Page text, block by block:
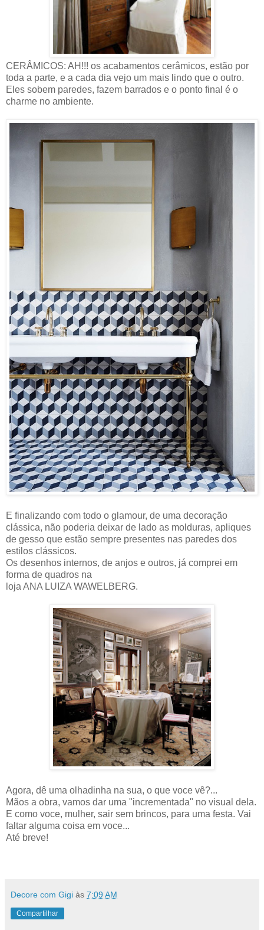
CERÂMICOS: AH!!! os acabamentos cerâmicos, estão por
toda a parte, e a cada dia vejo um mais lindo que o outro.
Eles sobem paredes, fazem barrados e o ponto final é o
charme no ambiente.
E finalizando com todo o glamour, de uma decoração
clássica, não poderia deixar de lado as molduras, apliques
de gesso que estão sempre presentes nas paredes dos
estilos clássicos.
Os desenhos internos, de anjos e outros, já comprei em
forma de quadros na
loja ANA LUIZA WAWELBERG.
Agora, dê uma olhadinha na sua, o que voce vê?...
Mãos a obra, vamos dar uma "incrementada" no visual dela.
E como voce, mulher, sair sem brincos, para uma festa. Vai
faltar alguma coisa em voce...
Até breve!
Decore com Gigi às 7:09 AM
Compartilhar